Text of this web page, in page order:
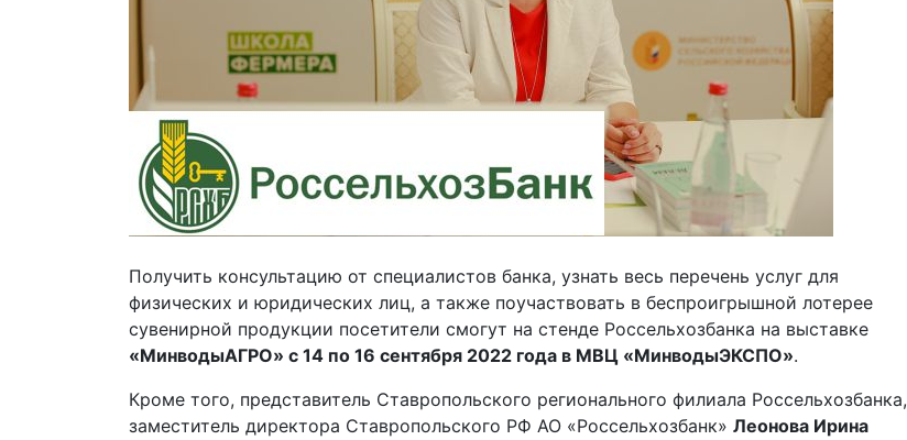
Получить консультацию от специалистов банка, узнать весь перечень услуг для
физических и юридических лиц, а также поучаствовать в беспроигрышной лотерее
сувенирной продукции посетители смогут на стенде Россельхозбанка на выставке
«МинводыАГРО» с 14 по 16 сентября 2022 года в МВЦ «МинводыЭКСПО».
Кроме того, представитель Ставропольского регионального филиала Россельхозбанка,
заместитель директора Ставропольского РФ АО «Россельхозбанк» Леонова Ирина